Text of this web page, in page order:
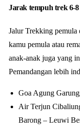
Jarak tempuh trek 6-
Jalur Trekking pemula
kamu pemula atau
anak-anak juga yang
Pemandangan lebih
Goa Agung
Air Terjun
Barong – Leuwi